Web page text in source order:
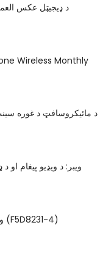
د ډیجیټل عکس
Wireless Monthly
د مائیکروسافټ د غوره
ویبر: د ویډیو پیغام او
د بلکین N1 وائرلیس روټر (F5D8231-4)